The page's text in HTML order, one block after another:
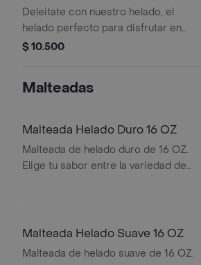
Deleitate con nuestro helado, el
helado perfecto para disfrutar en
cualquier momento
$ 10.500
Malteadas
Malteada Helado Duro 16 OZ
Malteada de helado duro de 16 OZ.
Elige tu sabor entre la variedad de
Malteada Helado Suave 16 OZ
Malteada de helado suave de 16 OZ.